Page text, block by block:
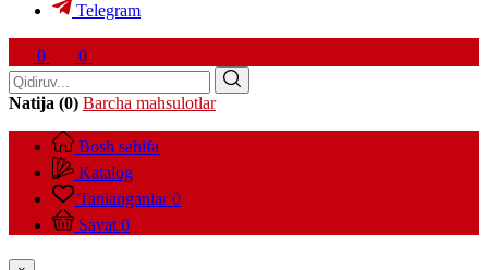
Telegram
0 0
Natija (0) Barcha mahsulotlar
Bosh sahifa
Katalog
Tanlanganlar 0
Savat 0